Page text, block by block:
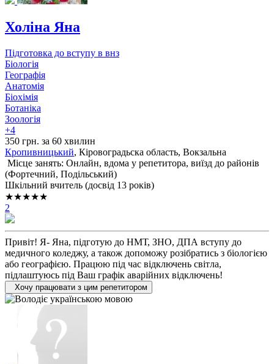
Холіна Яна
Підготовка до вступу в внз
Біологія
Географія
Анатомія
Біохімія
Ботаніка
Зоологія
+4
350 грн. за 60 хвилин
Кропивницький, Кіровоградьска область, Вокзальна
Місце занять: Онлайн, вдома у репетитора, виїзд до районів
(Фортечний, Подільський)
Шкільний вчитель (досвід 13 років)
★★★★★
2
Привіт! Я- Яна, підготую до НМТ, ЗНО, ДПА вступу до
медичного коледжу, а також допоможу розібратись з біологією
або географією. Працюю під час відключень світла,
підлаштуюсь під Ваш графік аварійних відключень!
Хочу працювати з цим репетитором